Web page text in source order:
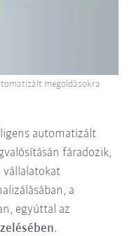
automatizált
fáradozik,
vállalatokat
a
egyúttal az
.
megoldásokra